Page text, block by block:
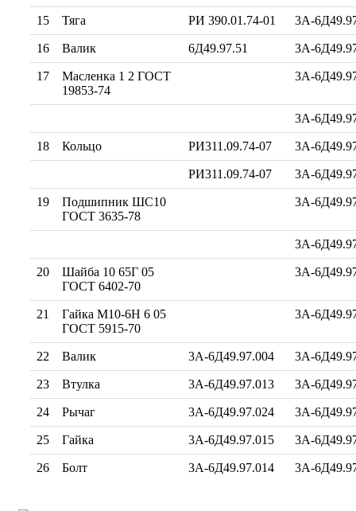
15 Тяга РИ 390.01.74-01 3А-
16 Валик 6Д49.97.51 3А-
17
Масленка 1 2 ГОСТ
19853-74
3А-
3А-
18 Кольцо РИ311.09.74-07 3А-
РИ311.09.74-07 3А-
19
Подшипник ШС10
ГОСТ 3635-78
3А-
3А-
20
Шайба 10 65Г 05
ГОСТ 6402-70
3А-
21
Гайка М10-6Н 6 05
ГОСТ 5915-70
3А-
22 Валик 3А-6Д49.97.004 3А-
23 Втулка 3А-6Д49.97.013 3А-
24 Рычаг 3А-6Д49.97.024 3А-
25 Гайка 3А-6Д49.97.015 3А-
26 Болт 3А-6Д49.97.014 3А-